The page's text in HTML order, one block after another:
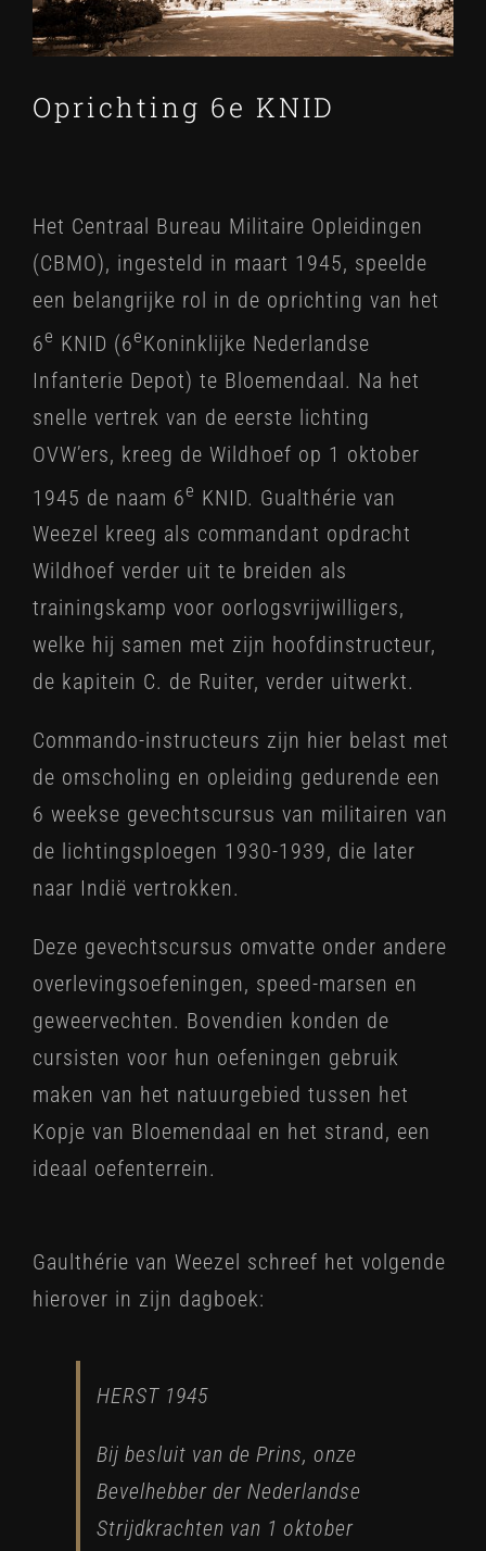
Oprichting 6e KNID
Het Centraal Bureau Militaire Opleidingen
(CBMO), ingesteld in maart 1945, speelde
een belangrijke rol in de oprichting van het
6e KNID (6eKoninklijke Nederlandse
Infanterie Depot) te Bloemendaal. Na het
snelle vertrek van de eerste lichting
OVW’ers, kreeg de Wildhoef op 1 oktober
1945 de naam 6e KNID. Gualthérie van
Weezel kreeg als commandant opdracht
Wildhoef verder uit te breiden als
trainingskamp voor oorlogsvrijwilligers,
welke hij samen met zijn hoofdinstructeur,
de kapitein C. de Ruiter, verder uitwerkt.
Commando-instructeurs zijn hier belast met
de omscholing en opleiding gedurende een
6 weekse gevechtscursus van militairen van
de lichtingsploegen 1930-1939, die later
naar Indië vertrokken.
Deze gevechtscursus omvatte onder andere
overlevingsoefeningen, speed-marsen en
geweervechten. Bovendien konden de
cursisten voor hun oefeningen gebruik
maken van het natuurgebied tussen het
Kopje van Bloemendaal en het strand, een
ideaal oefenterrein.
Gaulthérie van Weezel schreef het volgende
hierover in zijn dagboek:
HERST 1945
Bij besluit van de Prins, onze
Bevelhebber der Nederlandse
Strijdkrachten van 1 oktober